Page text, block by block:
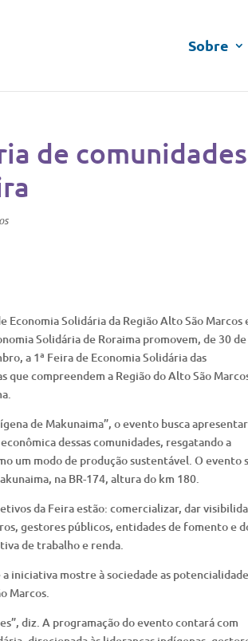
Sobre
de comunidades
Economia Solidária da Região Alto São Marcos
Solidária de Roraima promovem, de 30 de
a 1ª Feira de Economia Solidária das
que compreendem a Região do Alto São
de Makunaima”, o evento busca
dessas comunidades, resgatando a
um modo de produção sustentável. O evento
na BR-174, altura do km 180.
da Feira estão: comercializar, dar
gestores públicos, entidades de fomento e
de trabalho e renda.
iniciativa mostre à sociedade as
Marcos.
diz. A programação do evento contará com